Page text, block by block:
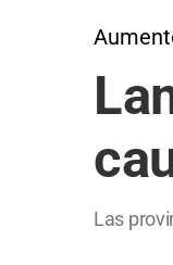
Las